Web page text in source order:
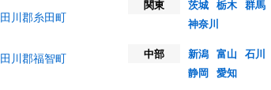
田川郡糸田町
田川郡福智町
関東
茨城 栃木 群馬
神奈川
中部
新潟 富山 石川
静岡 愛知